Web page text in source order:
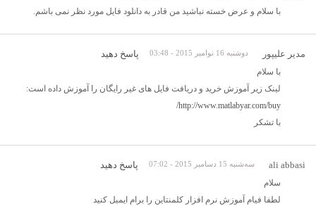
با سلام و عرض خسته نباشید من قادر به دانلود فایل مورد نظر نمی باشم.
مدیر علیپور دوشنبه 16 نوامبر 2015 - 03:48 پاسخ دهید
با سلام
لینک زیر آموزش خرید و دریافت فایل های غیر رایگان را آموزش داده است:
http://www.matlabyar.com/buy/
با تشکر
ali abbasi سه‌شنبه 15 دسامبر 2015 - 07:02 پاسخ دهید
سلام
لطفا فیام آموزش نرم افزار کلمنتاین را برام ایمیل کنید